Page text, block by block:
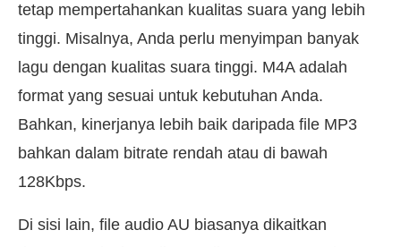
tetap mempertahankan kualitas suara yang lebih
tinggi. Misalnya, Anda perlu menyimpan banyak
lagu dengan kualitas suara tinggi. M4A adalah
format yang sesuai untuk kebutuhan Anda.
Bahkan, kinerjanya lebih baik daripada file MP3
bahkan dalam bitrate rendah atau di bawah
128Kbps.
Di sisi lain, file audio AU biasanya dikaitkan